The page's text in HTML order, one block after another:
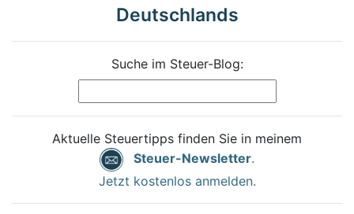
Deutschlands
Suche im Steuer-Blog:
Aktuelle Steuertipps finden Sie in meinem
Steuer-Newsletter.
Jetzt kostenlos anmelden.